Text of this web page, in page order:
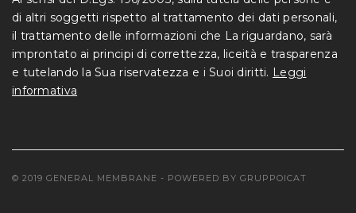
di altri soggetti rispetto al trattamento dei dati personali,
il trattamento delle informazioni che La riguardano, sarà
improntato ai principi di correttezza, liceità e trasparenza
e tutelando la Sua riservatezza e i Suoi diritti. Leggi
informativa
© 2019 GENERAL MEMBRANE - POWERED BY GRUPPOICAT